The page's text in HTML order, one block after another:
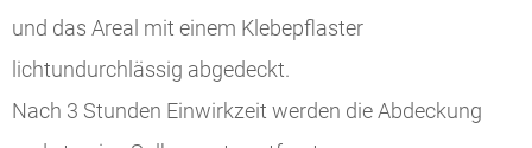
und das Areal mit einem Klebepflaster
lichtundurchlässig abgedeckt.
Nach 3 Stunden Einwirkzeit werden die Abdeckung